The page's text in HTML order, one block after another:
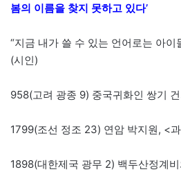
봄의 이름을 찾지 못하고 있다’
“지금 내가 쓸 수 있는 언어로는 아이
(시인)
958(고려 광종 9) 중국귀화인 쌍기
1799(조선 정조 23) 연암 박지원, <
1898(대한제국 광무 2) 백두산정계